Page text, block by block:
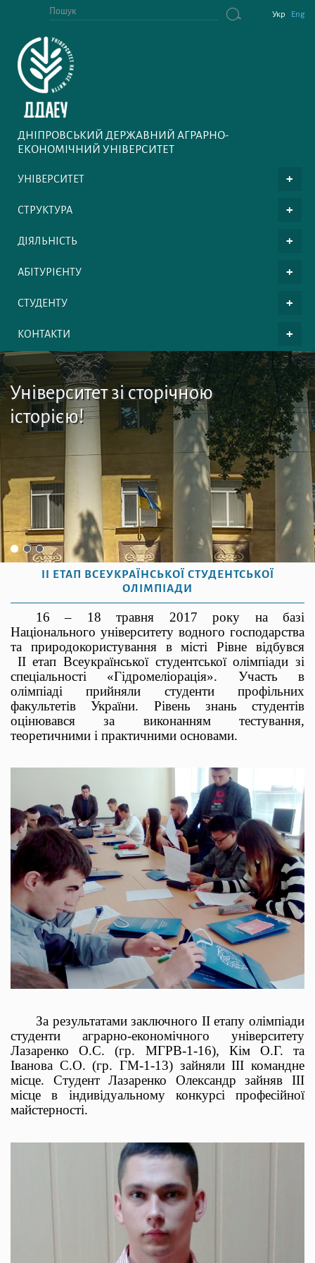
Укр Eng
ДНІПРОВСЬКИЙ ДЕРЖАВНИЙ АГРАРНО-
ЕКОНОМІЧНИЙ УНІВЕРСИТЕТ
УНІВЕРСИТЕТ
СТРУКТУРА
ДІЯЛЬНІСТЬ
АБІТУРІЄНТУ
СТУДЕНТУ
КОНТАКТИ
Університет зі сторічною
історією!
II ЕТАП ВСЕУКРАЇНСЬКОЇ СТУДЕНТСЬКОЇ
ОЛІМПІАДИ
16 – 18 травня 2017 року на базі
Національного університету водного господарства
та природокористування в місті Рівне відбувся
IIетап Всеукраїнської студентської олімпіади зі
спеціальності «Гідромеліорація». Участь в
олімпіаді прийняли студенти профільних
факультетів України. Рівень знань студентів
оцінювався за виконанням тестування,
теоретичними і практичними основами.
За результатами заключного IIетапу олімпіади
студенти аграрно-економічного університету
Лазаренко О.С. (гр. МГРВ-1-16), Кім О.Г. та
Іванова С.О. (гр. ГМ-1-13) зайняли ІІІ командне
місце. Студент Лазаренко Олександр зайняв ІІІ
місце в індивідуальному конкурсі професійної
майстерності.